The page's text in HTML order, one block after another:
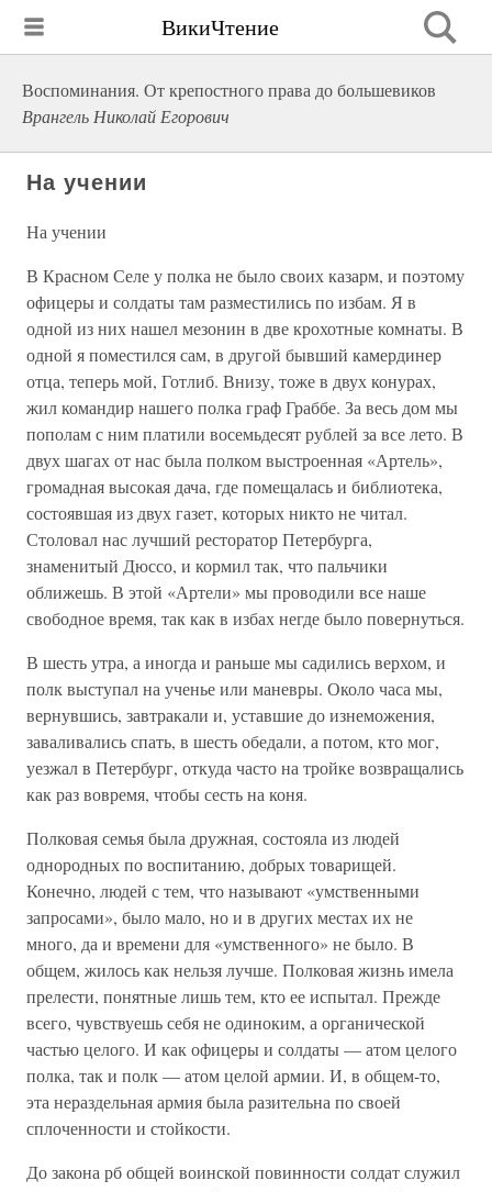
ВикиЧтение
Воспоминания. От крепостного права до большевиков
Врангель Николай Егорович
На учении
На учении
В Красном Селе у полка не было своих казарм, и поэтому
офицеры и солдаты там разместились по избам. Я в
одной из них нашел мезонин в две крохотные комнаты. В
одной я поместился сам, в другой бывший камердинер
отца, теперь мой, Готлиб. Внизу, тоже в двух конурах,
жил командир нашего полка граф Граббе. За весь дом мы
пополам с ним платили восемьдесят рублей за все лето. В
двух шагах от нас была полком выстроенная «Артель»,
громадная высокая дача, где помещалась и библиотека,
состоявшая из двух газет, которых никто не читал.
Столовал нас лучший ресторатор Петербурга,
знаменитый Дюссо, и кормил так, что пальчики
оближешь. В этой «Артели» мы проводили все наше
свободное время, так как в избах негде было повернуться.
В шесть утра, а иногда и раньше мы садились верхом, и
полк выступал на ученье или маневры. Около часа мы,
вернувшись, завтракали и, уставшие до изнеможения,
заваливались спать, в шесть обедали, а потом, кто мог,
уезжал в Петербург, откуда часто на тройке возвращались
как раз вовремя, чтобы сесть на коня.
Полковая семья была дружная, состояла из людей
однородных по воспитанию, добрых товарищей.
Конечно, людей с тем, что называют «умственными
запросами», было мало, но и в других местах их не
много, да и времени для «умственного» не было. В
общем, жилось как нельзя лучше. Полковая жизнь имела
прелести, понятные лишь тем, кто ее испытал. Прежде
всего, чувствуешь себя не одиноким, а органической
частью целого. И как офицеры и солдаты — атом целого
полка, так и полк — атом целой армии. И, в общем-то,
эта нераздельная армия была разительна по своей
сплоченности и стойкости.
До закона рб общей воинской повинности солдат служил